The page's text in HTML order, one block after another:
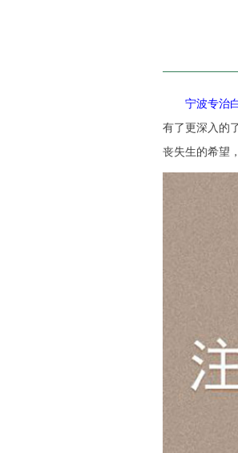
宁波专治
有了更深入的
丧失生的希望